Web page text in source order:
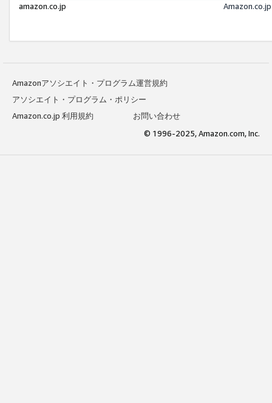
amazon.co.jp
Amazonアソシエイト・プログラム運営規約
アソシエイト・プログラム・ポリシー
Amazon.co.jp 利用規約
お問い合わせ
© 1996-2025, Amazon.com, Inc.